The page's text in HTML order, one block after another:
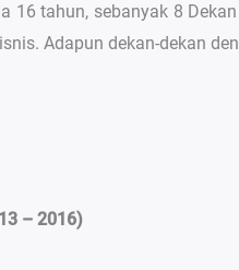
16 tahun, sebanyak 8
Adapun dekan-dekan
– 2016)